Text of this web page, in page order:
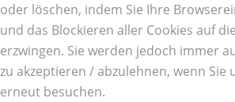
oder löschen, indem Sie Ihre
und das Blockieren aller Cookies auf
erzwingen. Sie werden jedoch immer
zu akzeptieren / abzulehnen, wenn Sie
erneut besuchen.